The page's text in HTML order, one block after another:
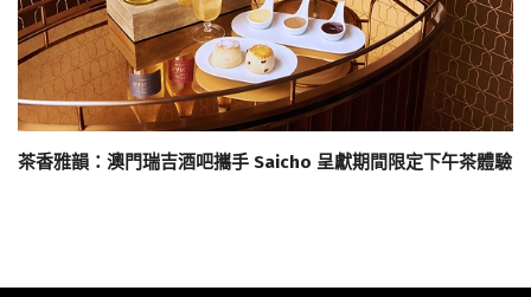
茶香雅韻：澳門瑞吉酒吧攜手 Saicho 呈獻期間限定下午茶體驗